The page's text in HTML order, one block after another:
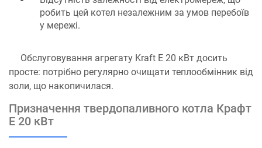
робить цей котел незалежним за умов перебоїв
у мережі.
Обслуговування агрегату Kraft E 20 кВт досить
просте: потрібно регулярно очищати теплообмінник від
золи, що накопичилася.
Призначення твердопаливного котла Крафт
Е 20 кВт